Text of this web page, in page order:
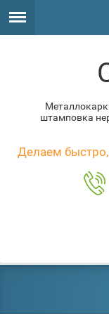
штамповка
Делаем